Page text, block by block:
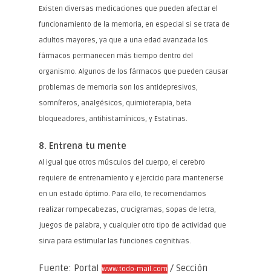
Existen diversas medicaciones que pueden afectar el
funcionamiento de la memoria, en especial si se trata de
adultos mayores, ya que a una edad avanzada los
fármacos permanecen más tiempo dentro del
organismo. Algunos de los fármacos que pueden causar
problemas de memoria son los antidepresivos,
somníferos, analgésicos, quimioterapia, beta
bloqueadores, antihistamínicos, y Estatinas.
8. Entrena tu mente
Al igual que otros músculos del cuerpo, el cerebro
requiere de entrenamiento y ejercicio para mantenerse
en un estado óptimo. Para ello, te recomendamos
realizar rompecabezas, crucigramas, sopas de letra,
juegos de palabra, y cualquier otro tipo de actividad que
sirva para estimular las funciones cognitivas.
Fuente: Portal www.todo-mail.com / Sección